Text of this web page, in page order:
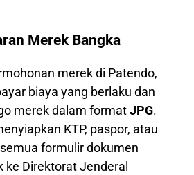
Merek Bangka
merek di Patendo,
biaya yang berlaku dan
merek dalam formatJPG.
KTP, paspor, atau
formulir dokumen
Direktorat Jenderal